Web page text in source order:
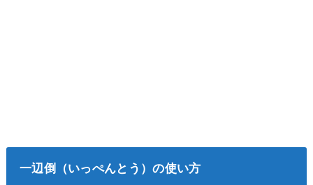
一辺倒（いっぺんとう）の使い方